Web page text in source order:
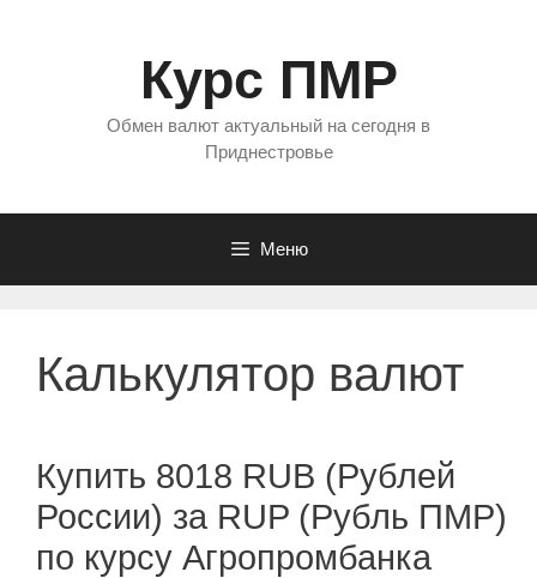
Курс ПМР
Обмен валют актуальный на сегодня в
Приднестровье
Меню
Калькулятор валют
Купить 8018 RUB (Рублей
России) за RUP (Рубль ПМР)
по курсу Агропромбанка